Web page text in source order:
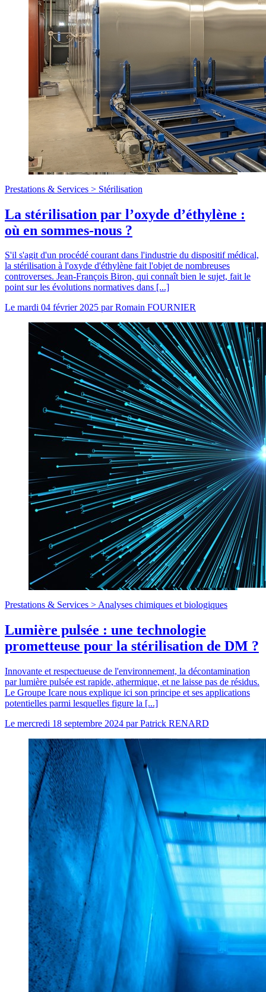
Prestations & Services > Stérilisation
La stérilisation par l’oxyde d’éthylène :
où en sommes-nous ?
S'il s'agit d'un procédé courant dans l'industrie du dispositif médical,
la stérilisation à l'oxyde d'éthylène fait l'objet de nombreuses
controverses. Jean-François Biron, qui connaît bien le sujet, fait le
point sur les évolutions normatives dans [...]
Le mardi 04 février 2025 parRomain FOURNIER
Prestations & Services >Analyses chimiques et biologiques
Lumière pulsée : une technologie
prometteuse pour la stérilisation de DM ?
Innovante et respectueuse de l'environnement, la décontamination
par lumière pulsée est rapide, athermique, et ne laisse pas de résidus.
Le Groupe Icare nous explique ici son principe et ses applications
potentielles parmi lesquelles figure la [...]
Le mercredi 18 septembre 2024 parPatrick RENARD